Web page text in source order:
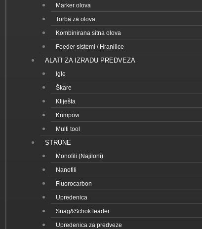
Marker olova
Torba za olova
Kombinirana sitna olova
Feeder sistemi / Hranilice
ALATI ZA IZRADU PREDVEZA
Igle
Škare
Kliješta
Krimpovi
Multi tool
STRUNE
Monofili (Najiloni)
Nanofili
Fluorocarbon
Upredenica
Snag&Schok leader
Upredenica za predveze